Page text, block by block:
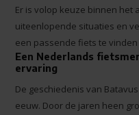
Er is volop keuze binnen
uiteenlopende situaties en
een passende fiets te vinden
Een Nederlands
ervaring
De geschiedenis van
eeuw. Door de jaren heen